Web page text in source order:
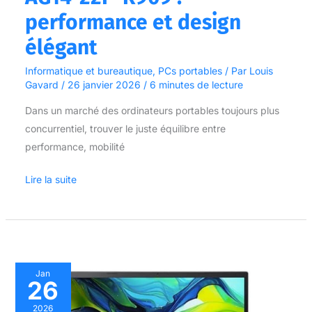
performance et design
élégant
Informatique et bureautique, PCs portables/ Par Louis
Gavard / 26 janvier 2026 / 6 minutes de lecture
Dans un marché des ordinateurs portables toujours plus
concurrentiel, trouver le juste équilibre entre
performance, mobilité
Lire la suite
Jan
26
2026
Test
de
l’Acer